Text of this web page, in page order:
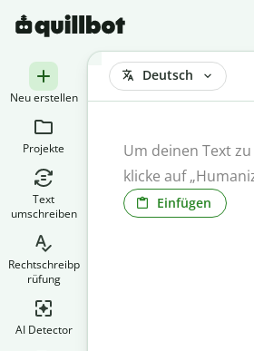
Neu erstellen
Projekte
Text
umschreiben
Rechtschreibp
rüfung
AI Detector
Deutsch
Einfügen